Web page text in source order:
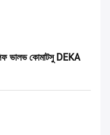
ভালভ কোমাটসু DEKA